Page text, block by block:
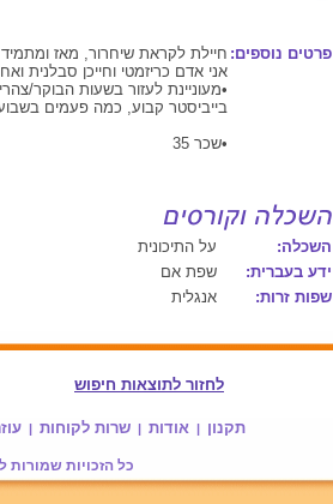
פרטים נוספים: חיילת לקראת שיחרור, מאז ומתמיד
אני אדם כריזמטי וחייכן סבלנית
•מעוניינת לעזור בשעות הבוקר/
בייביסטר קבוע, כמה פעמים
•שכר 35
השכלה:
על התיכונית
ידע בעברית:
שפת אם
שפות זרות:
אנגלית
לחזור לתוצאות חיפוש
תקנון | אודות | שרות לקוחות |
כל הזכויות שמורות